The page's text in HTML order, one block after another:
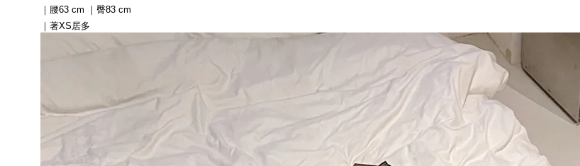
｜腰63 cm ｜臀83 cm
｜著XS居多